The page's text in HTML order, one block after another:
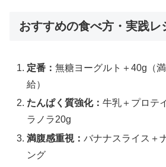
おすすめの食べ方・実践レ
定番：無糖ヨーグルト＋40g（
給）
たんぱく質強化：牛乳＋プロテ
ラノラ20g
満腹感重視：バナナスライス＋
ング